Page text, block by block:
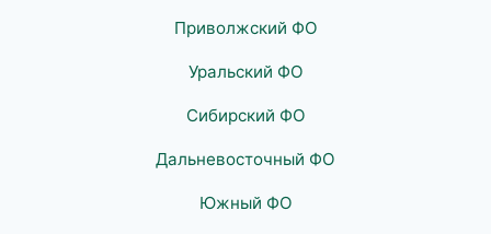
Приволжский ФО
Уральский ФО
Сибирский ФО
Дальневосточный ФО
Южный ФО